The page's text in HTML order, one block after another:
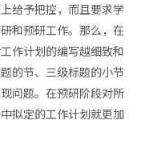
给予把控，而且要求学
和预研工作。那么，在
作计划的编写越细致和
的节、三级标题的小节
问题。在预研阶段对所
拟定的工作计划就更加